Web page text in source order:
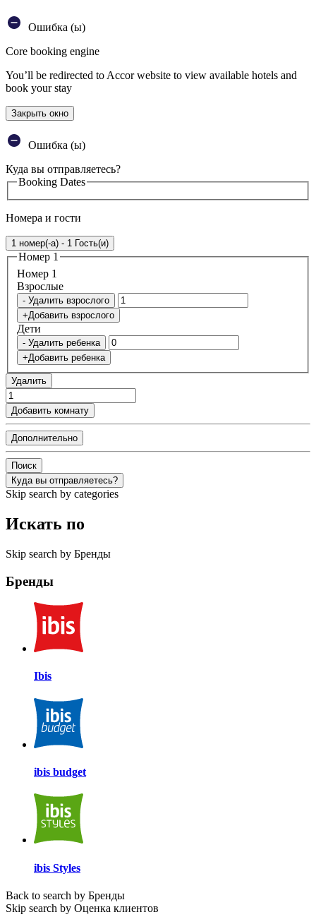
Ошибка (ы)
Core booking engine
You’ll be redirected to Accor website to view available hotels and
book your stay
Закрыть окно
Ошибка (ы)
Куда вы отправляетесь?
Booking Dates
Номера и гости
1 номер(-а) - 1 Гость(и)
Номер 1
Номер 1
Bзрослые
- Удалить взрослого
+Добавить взрослого
Дети
- Удалить ребенка
+Добавить ребенка
Удалить
Добавить комнату
Дополнительно
Поиск
Куда вы отправляетесь?
Skip search by categories
Искать по
Skip search by Бренды
Бренды
Ibis
ibis budget
ibis Styles
Back to search by Бренды
Skip search by Оценка клиентов